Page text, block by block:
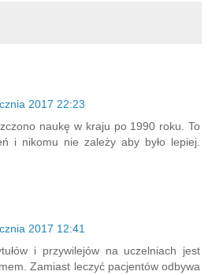
2017 22:23
naukę w kraju po 1990 roku. To
i nikomu nie zależy aby było lepiej.
2017 12:41
i przywilejów na uczelniach jest
Zamiast leczyć pacjentów odbywa